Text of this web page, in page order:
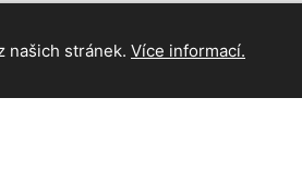
našich stránek. Více informací.